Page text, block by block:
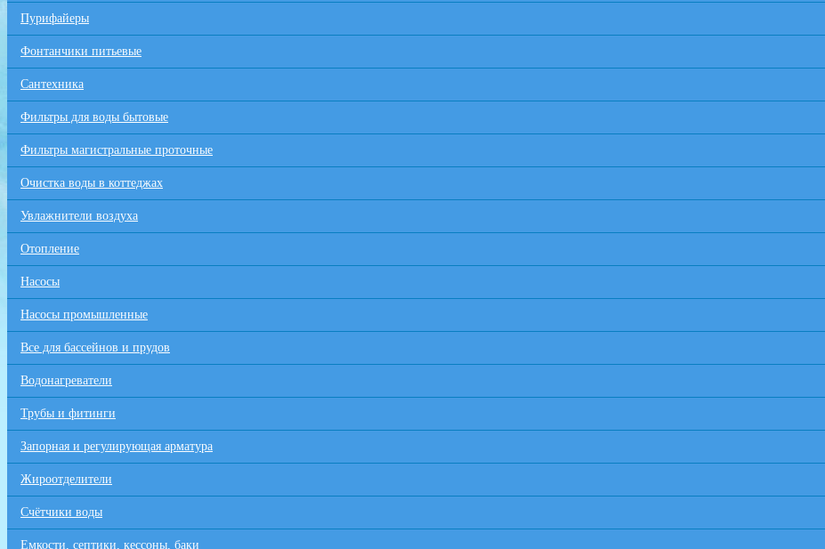
Пурифайеры
Фонтанчики питьевые
Сантехника
Фильтры для воды бытовые
Фильтры магистральные проточные
Очистка воды в коттеджах
Увлажнители воздуха
Отопление
Насосы
Насосы промышленные
Все для бaссейнов и прудов
Водонагреватели
Трубы и фитинги
Запорная и регулирующая арматура
Жироотделители
Счётчики воды
Емкости, септики, кессоны, баки